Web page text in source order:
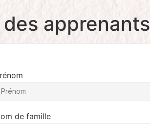
apprenants
de famille